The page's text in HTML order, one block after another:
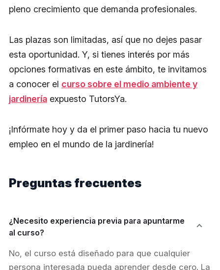
pleno crecimiento que demanda profesionales.
Las plazas son limitadas, así que no dejes pasar
esta oportunidad. Y, si tienes interés por más
opciones formativas en este ámbito, te invitamos
a conocer el curso sobre el medio ambiente y
jardinería expuesto TutorsYa.
¡Infórmate hoy y da el primer paso hacia tu nuevo
empleo en el mundo de la jardinería!
Preguntas frecuentes
¿Necesito experiencia previa para apuntarme
al curso?
No, el curso está diseñado para que cualquier
persona interesada pueda aprender desde cero. La